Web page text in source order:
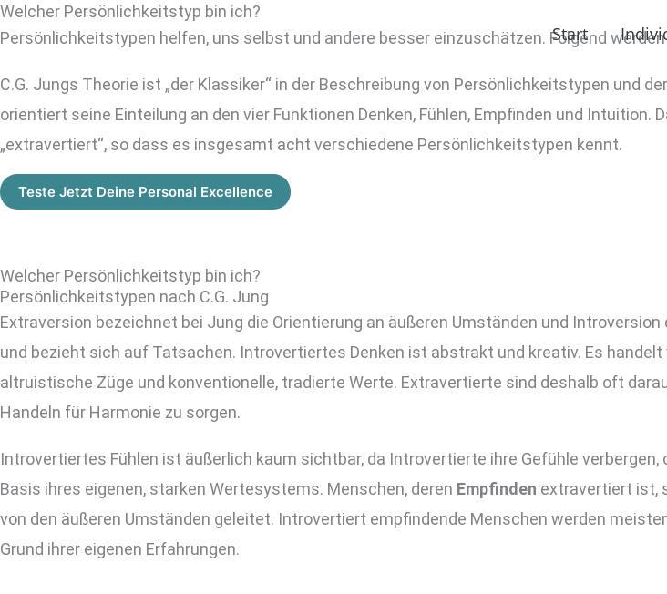
Zum
Inhalt
springen
Start
Welcher Persönlichkeitstyp bin ich?
Persönlichkeitstypen helfen, uns selbst und andere besser einzuschätzen. Folgend
C.G. Jungs Theorie ist „der Klassiker“ in der Beschreibung von Persönlichkeitstypen und
orientiert seine Einteilung an den vier Funktionen Denken, Fühlen, Empfinden und
„extravertiert“, so dass es insgesamt acht verschiedene Persönlichkeitstypen kennt.
Teste Jetzt Deine Personal Excellence
Welcher Persönlichkeitstyp bin ich?
Persönlichkeitstypen nach C.G. Jung
Extraversion bezeichnet bei Jung die Orientierung an äußeren Umständen und
und bezieht sich auf Tatsachen. Introvertiertes Denken ist abstrakt und kreativ. Es
altruistische Züge und konventionelle, tradierte Werte. Extravertierte sind deshalb oft
Handeln für Harmonie zu sorgen.
Introvertiertes Fühlen ist äußerlich kaum sichtbar, da Introvertierte ihre Gefühle
Basis ihres eigenen, starken Wertesystems. Menschen, deren Empfinden extravertiert ist,
von den äußeren Umständen geleitet. Introvertiert empfindende Menschen werden
Grund ihrer eigenen Erfahrungen.